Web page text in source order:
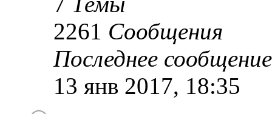
2261 Сообщения
Последнее сообщение
13 янв 2017, 18:35